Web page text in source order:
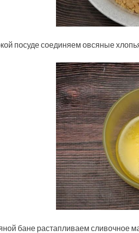
посуде соединяем овсяные
бане растапливаем сливочное